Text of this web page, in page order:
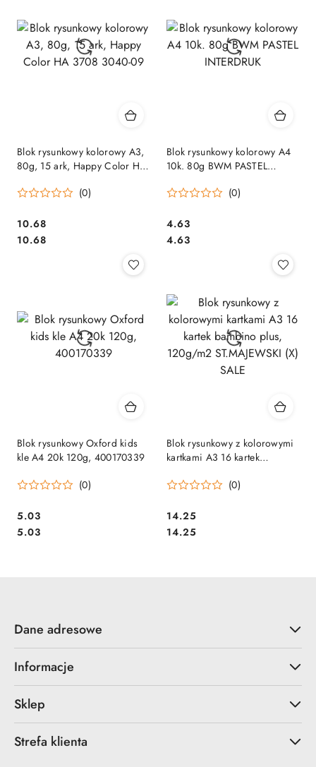
Blok rysunkowy kolorowy A3,
80g, 15 ark, Happy Color HA
(0)
Cena:
10.68
Cena:
10.68
Blok rysunkowy kolorowy A4
10k. 80g BWM PASTEL
(0)
Cena:
4.63
Cena:
4.63
Blok rysunkowy Oxford kids
kle A4 20k 120g, 400170339
(0)
Cena:
5.03
Cena:
5.03
Blok rysunkowy z kolorowymi
kartkami A3 16 kartek
ST.MAJEWSKI (X) SALE
(0)
Cena:
14.25
Cena:
14.25
Dane adresowe
Informacje
Sklep
Strefa klienta